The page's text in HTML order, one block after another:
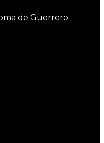
de Guerrero